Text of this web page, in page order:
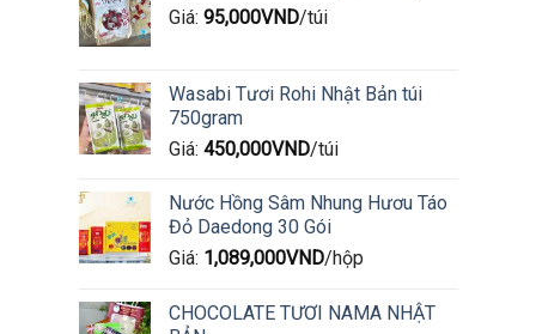
Giá: 95,000VND/túi
Wasabi Tươi Rohi Nhật Bản túi
750gram
Giá: 450,000VND/túi
Nước Hồng Sâm Nhung Hươu Táo
Đỏ Daedong 30 Gói
Giá: 1,089,000VND/hộp
CHOCOLATE TƯƠI NAMA NHẬT